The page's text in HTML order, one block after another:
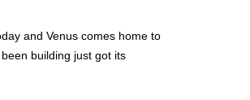
and Venus comes home to
building just got its